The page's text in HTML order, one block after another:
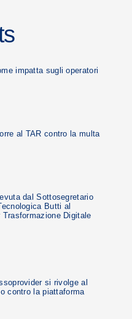
impatta sugli operatori
al TAR contro la multa
dal Sottosegretario
Butti al
Trasformazione Digitale
si rivolge al
contro la piattaforma